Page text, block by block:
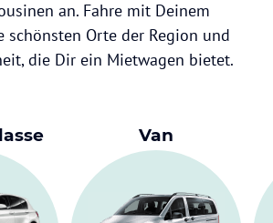
an. Fahre mit Deinem
schönsten Orte der Region und
die Dir ein Mietwagen bietet.
Van